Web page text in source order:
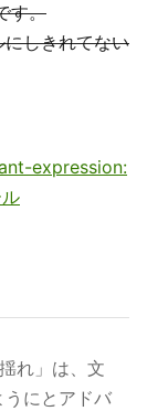
す。
しきれてない
expression:
れ」は、文
にとアドバ